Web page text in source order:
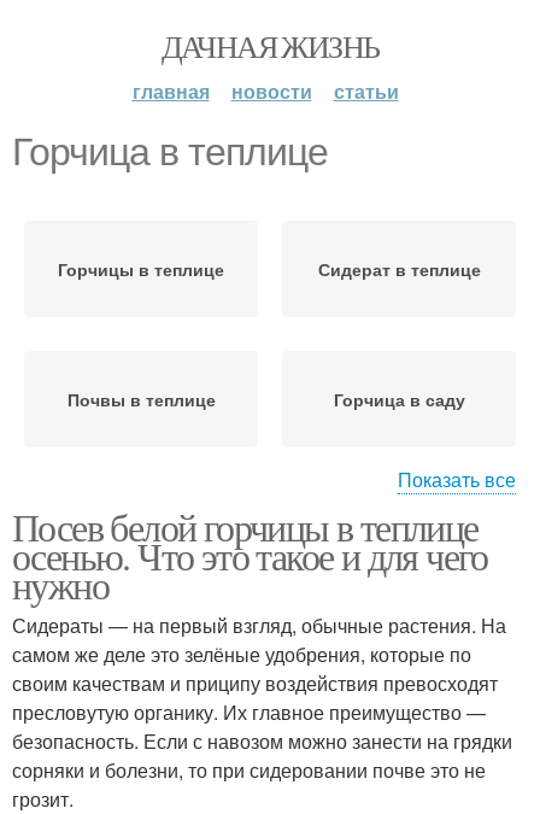
ДАЧНАЯ ЖИЗНЬ
главная новости статьи
Горчица в теплице
Горчицы в теплице Сидерат в теплице
Почвы в теплице Горчица в саду
Сидераты в теплице Сидераты для теплиц
Сидераты в теплицах Посадки в теплице
Показать все
Посев белой горчицы в теплице
осенью. Что это такое и для чего
нужно
Сидераты — на первый взгляд, обычные растения. На
самом же деле это зелёные удобрения, которые по
своим качествам и приципу воздействия превосходят
пресловутую органику. Их главное преимущество —
безопасность. Если с навозом можно занести на грядки
сорняки и болезни, то при сидеровании почве это не
грозит.